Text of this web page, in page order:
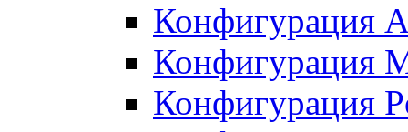
Конфигурация
Конфигурация
Конфигурация